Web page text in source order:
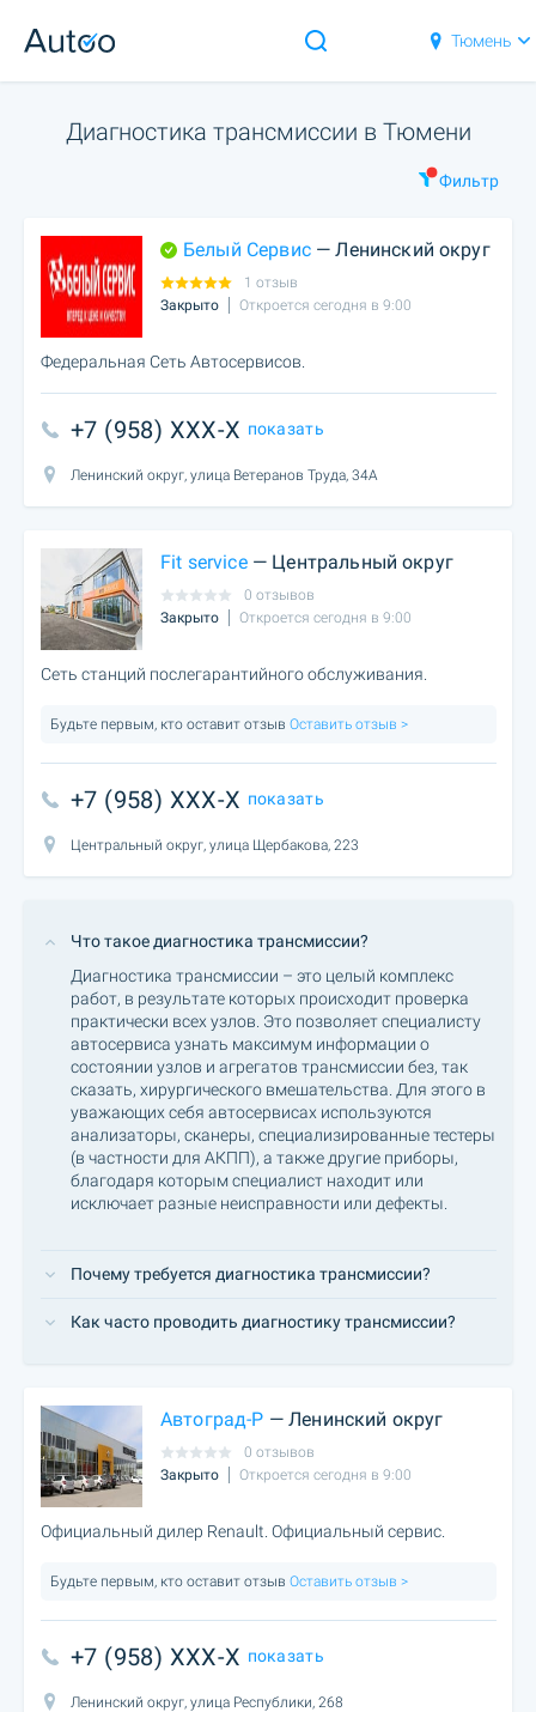
Тюмень
Диагностика трансмиссии в Тюмени
Фильтр
Белый Сервис— Ленинский округ
1 отзыв
Закрыто
Откроется сегодня в 9:00
Федеральная Сеть Автосервисов.
+7 (958) XXX-X показать
Ленинский округ, улица Ветеранов Труда, 34А
Fit service— Центральный округ
0 отзывов
Закрыто
Откроется сегодня в 9:00
Сеть станций послегарантийного обслуживания.
Будьте первым, кто оставит отзыв Оставить отзыв >
+7 (958) XXX-X показать
Центральный округ, улица Щербакова, 223
Что такое диагностика трансмиссии?
Диагностика трансмиссии – это целый комплекс
работ, в результате которых происходит проверка
практически всех узлов. Это позволяет специалисту
автосервиса узнать максимум информации о
состоянии узлов и агрегатов трансмиссии без, так
сказать, хирургического вмешательства. Для этого в
уважающих себя автосервисах используются
анализаторы, сканеры, специализированные тестеры
(в частности для АКПП), а также другие приборы,
благодаря которым специалист находит или
исключает разные неисправности или дефекты.
Почему требуется диагностика трансмиссии?
Как часто проводить диагностику трансмиссии?
Автоград-Р — Ленинский округ
0 отзывов
Закрыто
Откроется сегодня в 9:00
Официальный дилер Renault. Официальный сервис.
Будьте первым, кто оставит отзыв Оставить отзыв >
+7 (958) XXX-X показать
Ленинский округ, улица Республики, 268